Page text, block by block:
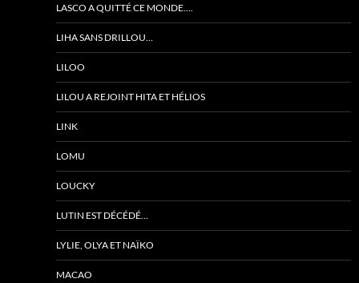
LASCO A QUITTÉ CE MONDE….
LIHA SANS DRILLOU…
LILOO
LILOU A REJOINT HITA ET HÉLIOS
LINK
LOMU
LOUCKY
LUTIN EST DÉCÉDÉ…
LYLIE, OLYA ET NAÏKO
MACAO